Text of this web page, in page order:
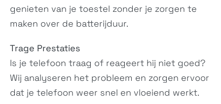
Zenfone 8 Flip
ZS672KS, I004D
Zenfone 8
ZS590KS, ZS590KS-
genieten van je toestel zonder je zorgen te
maken over de batterijduur.
Trage Prestaties
Is je telefoon traag of reageert hij niet goed?
Wij analyseren het probleem en zorgen ervoor
dat je telefoon weer snel en vloeiend werkt.